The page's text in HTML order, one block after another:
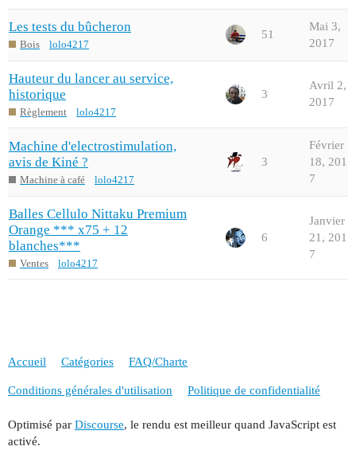
Les tests du bûcheron
Bois lolo4217
51
Mai 3,
2017
Hauteur du lancer au service,
historique
Règlement lolo4217
3
Avril 2,
2017
Machine d'electrostimulation,
avis de Kiné ?
Machine à café lolo4217
3
Février
18, 201
7
Balles Cellulo Nittaku Premium
Orange *** x75 + 12
blanches***
Ventes lolo4217
6
Janvier
21, 201
7
Accueil Catégories FAQ/Charte
Conditions générales d'utilisation Politique de confidentialité
Optimisé par Discourse, le rendu est meilleur quand JavaScript est
activé.